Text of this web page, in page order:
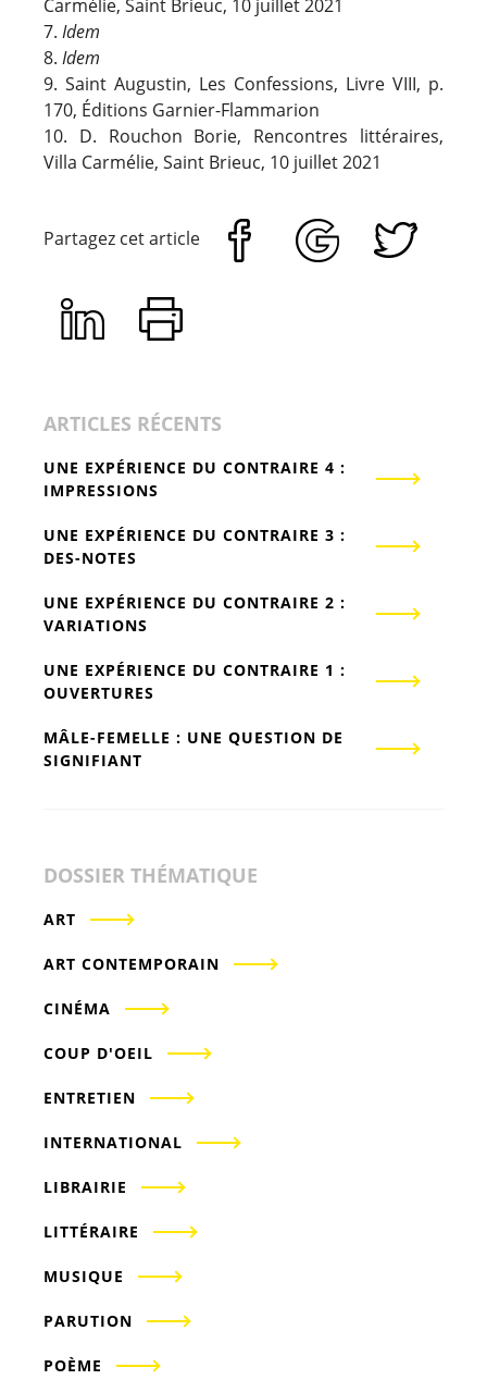
Carmélie, Saint Brieuc, 10 juillet 2021
7. Idem
8. Idem
9. Saint Augustin, Les Confessions, Livre VIII, p.
170, Éditions Garnier-Flammarion
10. D. Rouchon Borie, Rencontres littéraires,
Villa Carmélie, Saint Brieuc, 10 juillet 2021
Partagez cet article
ARTICLES RÉCENTS
UNE EXPÉRIENCE DU CONTRAIRE 4 :
IMPRESSIONS
UNE EXPÉRIENCE DU CONTRAIRE 3 :
DES-NOTES
UNE EXPÉRIENCE DU CONTRAIRE 2 :
VARIATIONS
UNE EXPÉRIENCE DU CONTRAIRE 1 :
OUVERTURES
MÂLE-FEMELLE : UNE QUESTION DE
SIGNIFIANT
DOSSIER THÉMATIQUE
ART
ART CONTEMPORAIN
CINÉMA
COUP D'OEIL
ENTRETIEN
INTERNATIONAL
LIBRAIRIE
LITTÉRAIRE
MUSIQUE
PARUTION
POÈME